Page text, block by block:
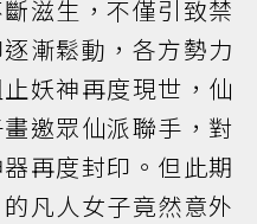
滋生，不僅引致禁
漸鬆動，各方勢力
妖神再度現世，仙
邀眾仙派聯手，對
再度封印。但此期
凡人女子竟然意外